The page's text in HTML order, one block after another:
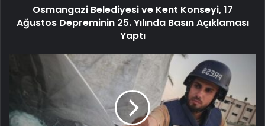
Osmangazi Belediyesi ve Kent Konseyi, 17
Ağustos Depreminin 25. Yılında Basın Açıklaması
Yaptı